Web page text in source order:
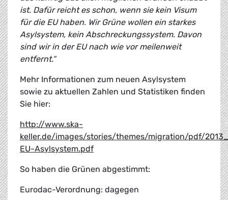
ist. Dafür reicht es schon, wenn sie kein Visum
für die EU haben. Wir Grüne wollen ein starkes
Asylsystem, kein Abschreckungssystem. Davon
sind wir in der EU nach wie vor meilenweit
entfernt.“
Mehr Informationen zum neuen Asylsystem
sowie zu aktuellen Zahlen und Statistiken finden
Sie hier:
http://www.ska-
keller.de/images/stories/themes/migration/pdf/
EU-Asylsystem.pdf
So haben die Grünen abgestimmt:
Eurodac-Verordnung: dagegen